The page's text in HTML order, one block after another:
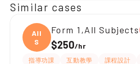
Similar cases
All
S
Form 1,All Subjects
$250/hr
指導功課 互動教學 課程設計